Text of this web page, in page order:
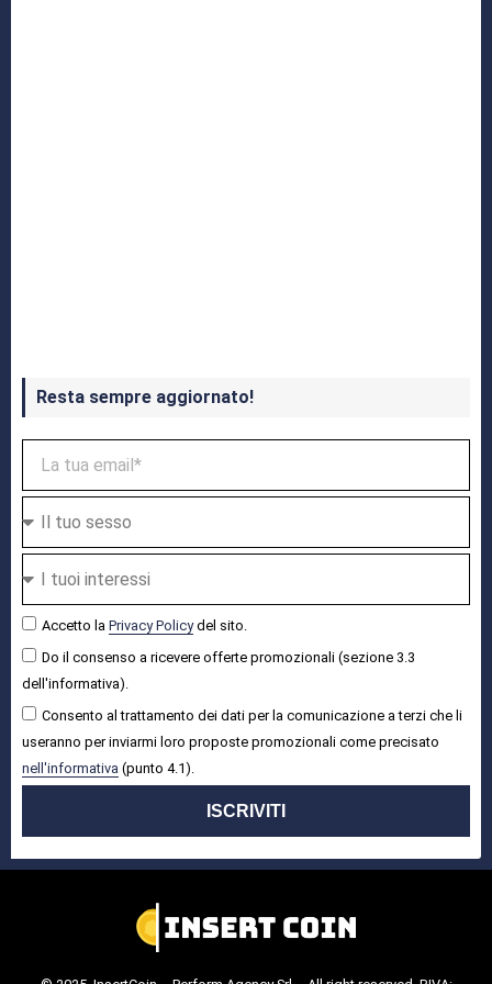
Resta sempre aggiornato!
Accetto la Privacy Policydel sito.
Do il consenso a ricevere offerte promozionali (sezione 3.3
dell'informativa).
Consento al trattamento dei dati per la comunicazione a terzi che li
useranno per inviarmi loro proposte promozionali come precisato
nell'informativa (punto 4.1).
ISCRIVITI